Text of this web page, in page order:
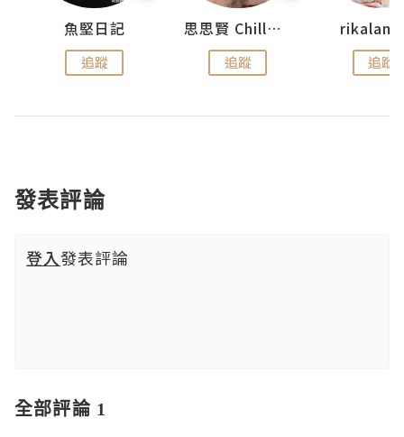
魚堅日記
追蹤
思思賢 ChillMyBabe
追蹤 追蹤
發表評論
登入發表評論
全部評論 1